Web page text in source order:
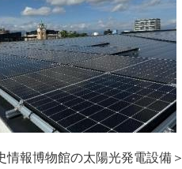
情報博物館の太陽光発電設備＞